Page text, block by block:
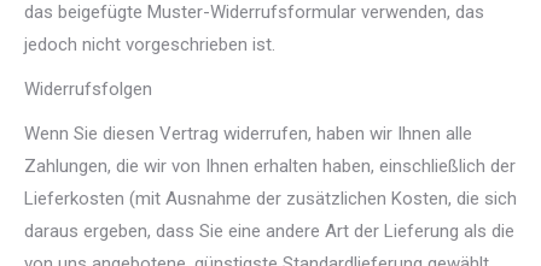
das beigefügte Muster-Widerrufsformular verwenden, das
jedoch nicht vorgeschrieben ist.
Widerrufsfolgen
Wenn Sie diesen Vertrag widerrufen, haben wir Ihnen alle
Zahlungen, die wir von Ihnen erhalten haben, einschließlich der
Lieferkosten (mit Ausnahme der zusätzlichen Kosten, die sich
daraus ergeben, dass Sie eine andere Art der Lieferung als die